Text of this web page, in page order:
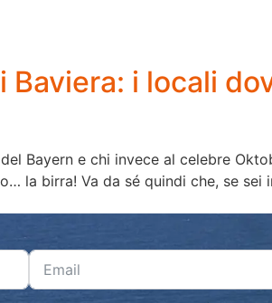
i locali
Bayern e chi invece al celebre
la birra! Va da sé quindi che, se